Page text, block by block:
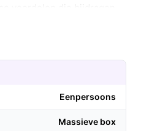
mensen die houden van
schoon te maken
is.
Eenpersoons
Massieve box